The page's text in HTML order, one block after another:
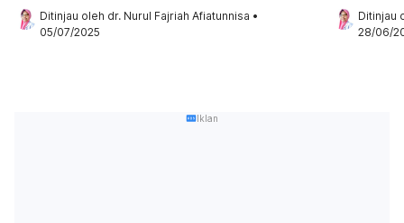
Ditinjau oleh dr. Nurul Fajriah Afiatunnisa •
05/07/2025
Ditinjau
28/06/
Iklan